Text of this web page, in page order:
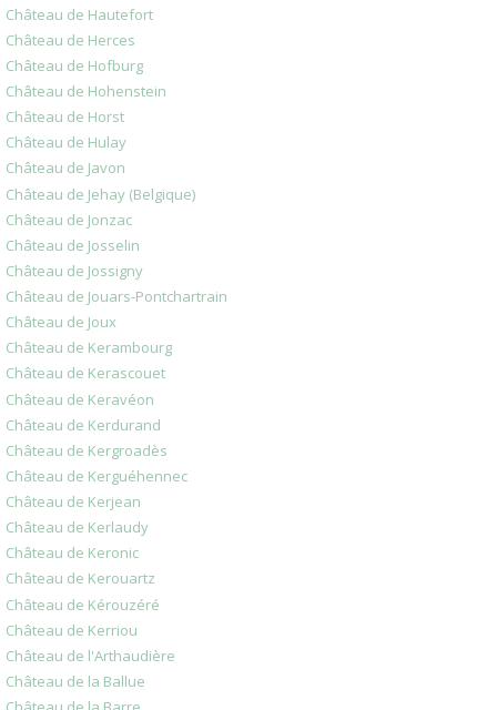
Château de Hautefort
Château de Herces
Château de Hofburg
Château de Hohenstein
Château de Horst
Château de Hulay
Château de Javon
Château de Jehay (Belgique)
Château de Jonzac
Château de Josselin
Château de Jossigny
Château de Jouars-Pontchartrain
Château de Joux
Château de Kerambourg
Château de Kerascouet
Château de Keravéon
Château de Kerdurand
Château de Kergroadès
Château de Kerguéhennec
Château de Kerjean
Château de Kerlaudy
Château de Keronic
Château de Kerouartz
Château de Kérouzéré
Château de Kerriou
Château de l'Arthaudière
Château de la Ballue